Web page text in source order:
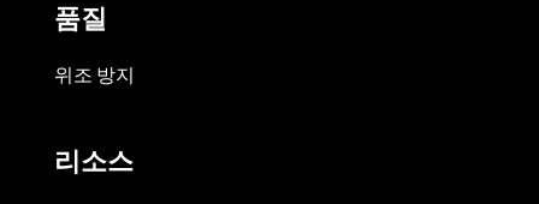
품질
위조 방지
리소스